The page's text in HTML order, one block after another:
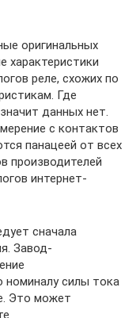
оригинальных
характеристики
реле, схожих по
Где
данных нет.
с контактов
панацеей от всех
производителей
интернет-
сначала
Завод-
номиналу силы тока
Это может